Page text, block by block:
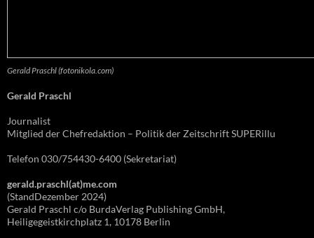
Gerald Praschl (fotonikola.com)
Gerald Praschl
Journalist
Mitglied der Chefredaktion – Politik der Zeitschrift SUPERillu
Telefon 030/754430-6400 (Sekretariat)
gerald.praschl(at)me.com
(StandDezember 2024)
Gerald Praschl c/o BurdaVerlag Publishing GmbH,
Heiligegeistkirchplatz 1, 10178 Berlin